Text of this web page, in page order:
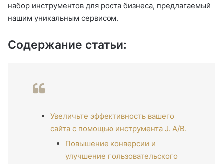
набор инструментов для роста бизнеса, предлагаемый
нашим уникальным сервисом.
Содержание статьи:
Увеличьте эффективность вашего
сайта с помощью инструмента J. A/B.
Повышение конверсии и
улучшение пользовательского